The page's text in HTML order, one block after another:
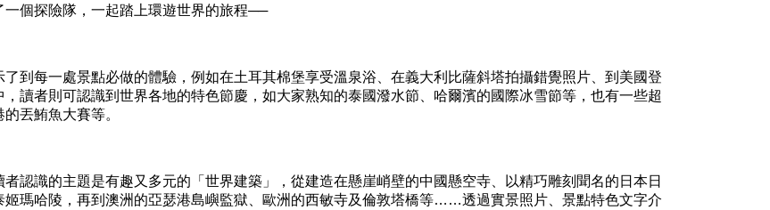
個探險隊，一起踏上環遊世界的旅程──
每一處景點必做的體驗，例如在土耳其棉堡享受溫泉浴、在義大利比薩斜塔拍攝錯覺照片、到美國登
，讀者則可認識到世界各地的特色節慶，如大家熟知的泰國潑水節、哈爾濱的國際冰雪節等，也有一些超
丟鮪魚大賽等。
識的主題是有趣又多元的「世界建築」，從建造在懸崖峭壁的中國懸空寺、以精巧雕刻聞名的日本日
姬瑪哈陵，再到澳洲的亞瑟港島嶼監獄、歐洲的西敏寺及倫敦塔橋等……透過實景照片、景點特色文字介